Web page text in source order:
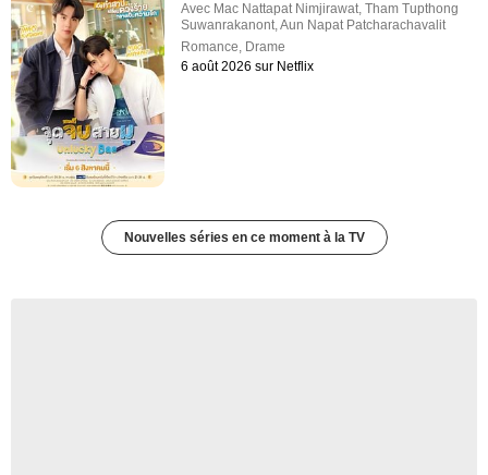
Avec Mac Nattapat Nimjirawat,Tham Tupthong
Suwanrakanont,Aun Napat Patcharachavalit
Romance, Drame
6 août 2026 sur Netflix
Nouvelles séries en ce moment à la TV